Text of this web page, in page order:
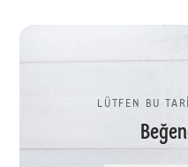
LÜTFEN BU